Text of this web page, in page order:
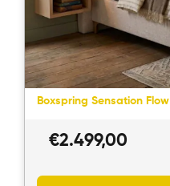
Boxspring Sensation Flow
€2.499,00